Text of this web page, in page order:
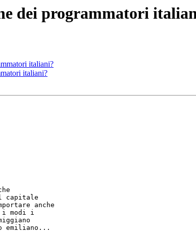
dei programmatori
italiani?
italiani?
il capitale
anche
i modi i
emiliano...